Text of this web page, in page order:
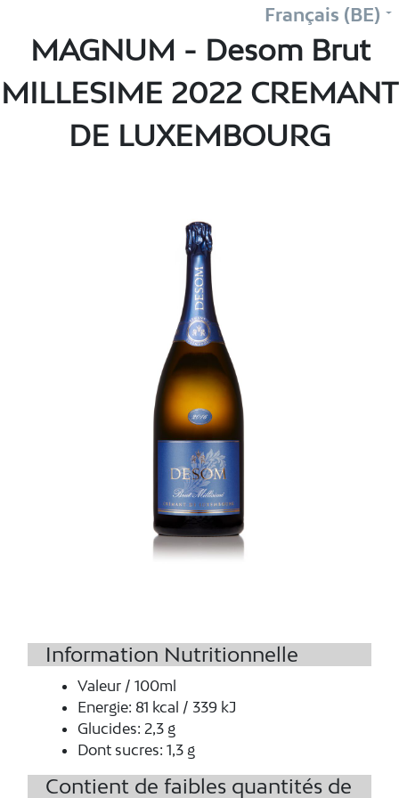
Français (BE)
MAGNUM - Desom Brut
MILLESIME 2022 CREMANT
DE LUXEMBOURG
Information Nutritionnelle
Valeur / 100ml
Energie: 81 kcal / 339 kJ
Glucides: 2,3 g
Dont sucres: 1,3 g
Contient de faibles quantités de